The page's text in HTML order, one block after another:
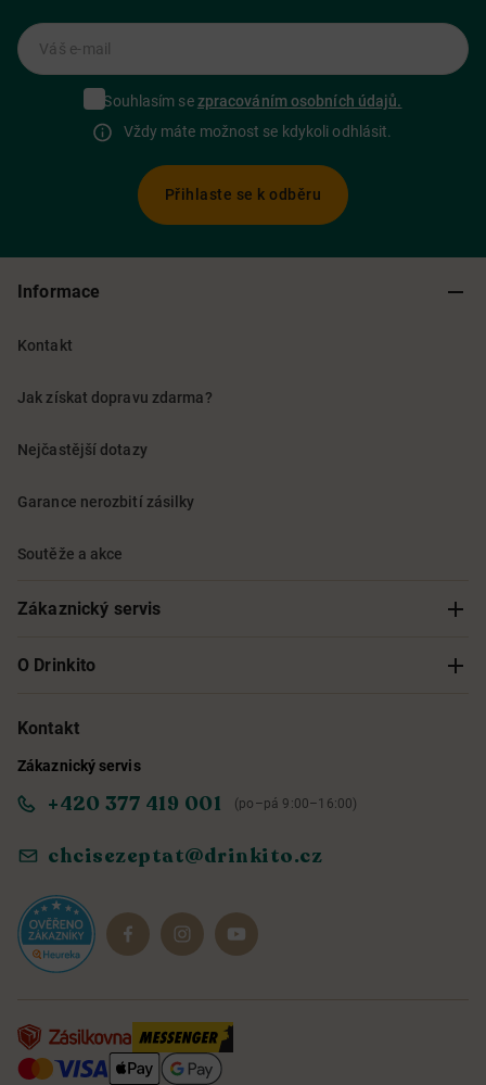
Váš e-mail
Souhlasím sezpracováním osobních údajů.
Vždy máte možnost se kdykoli odhlásit.
Přihlaste se k odběru
Informace
Kontakt
Jak získat dopravu zdarma?
Nejčastější dotazy
Garance nerozbití zásilky
Soutěže a akce
Zákaznický servis
Sledování objednávky
Obchodní podmínky
Reklamace a vrácení
O Drinkito
O nás
Informace o přístupnosti služby
Dárkové sady
Kontakt
Zákaznický servis
+420 377 419 001 (po–pá 9:00–16:00)
chcisezeptat@drinkito.cz